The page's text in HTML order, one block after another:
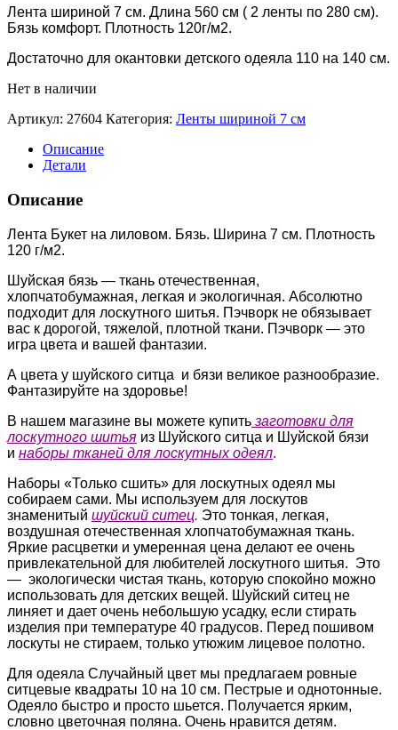
Лента шириной 7 см. Длина 560 см ( 2 ленты по 280 см).
Бязь комфорт. Плотность 120г/м2.
Достаточно для окантовки детского одеяла 110 на 140 см.
Нет в наличии
Артикул: 27604 Категория: Ленты шириной 7 см
Описание
Детали
Описание
Лента Букет на лиловом. Бязь. Ширина 7 см. Плотность
120 г/м2.
Шуйская бязь — ткань отечественная,
хлопчатобумажная, легкая и экологичная. Абсолютно
подходит для лоскутного шитья. Пэчворк не обязывает
вас к дорогой, тяжелой, плотной ткани. Пэчворк — это
игра цвета и вашей фантазии.
А цвета у шуйского ситца и бязи великое разнообразие.
Фантазируйте на здоровье!
В нашем магазине вы можете купить заготовки для
лоскутного шитья из Шуйского ситца и Шуйской бязи
и наборы тканей для лоскутных одеял.
Наборы «Только сшить» для лоскутных одеял мы
собираем сами. Мы используем для лоскутов
знаменитый шуйский ситец. Это тонкая, легкая,
воздушная отечественная хлопчатобумажная ткань.
Яркие расцветки и умеренная цена делают ее очень
привлекательной для любителей лоскутного шитья. Это
— экологически чистая ткань, которую спокойно можно
использовать для детских вещей. Шуйский ситец не
линяет и дает очень небольшую усадку, если стирать
изделия при температуре 40 градусов. Перед пошивом
лоскуты не стираем, только утюжим лицевое полотно.
Для одеяла Случайный цвет мы предлагаем ровные
ситцевые квадраты 10 на 10 см. Пестрые и однотонные.
Одеяло быстро и просто шьется. Получается ярким,
словно цветочная поляна. Очень нравится детям.